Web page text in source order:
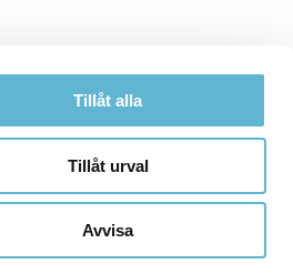
Tillåt alla
Tillåt urval
Avvisa